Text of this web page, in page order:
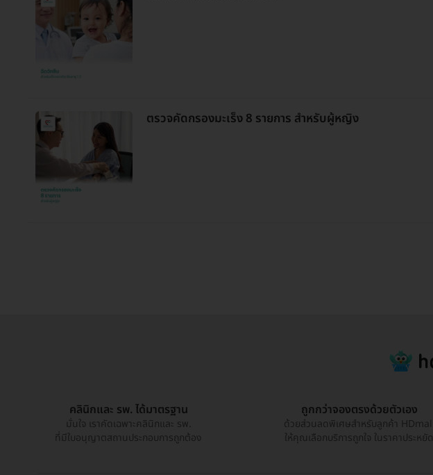
ตรวจคัดกรองมะเร็ง 8 รายการ สำหรับผู้หญิง
คลินิกและ รพ. ได้มาตรฐาน
มั่นใจ เราคัดเฉพาะคลินิกและ รพ.
ที่มีใบอนุญาตสถานประกอบการถูกต้อง
ถูกกว่าจองตรงด้วยตัวเอง
ด้วยส่วนลดพิเศษสำหรับลูกค้า HDmall
ให้คุณเลือกบริการถูกใจ ในราคาประหยัด